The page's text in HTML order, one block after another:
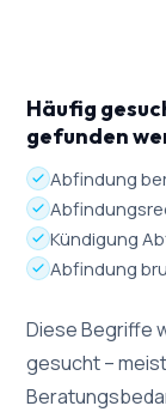
Häufig
gefunden
Abfindung
Kündigung
Abfindung
Diese Begriffe
gesucht –